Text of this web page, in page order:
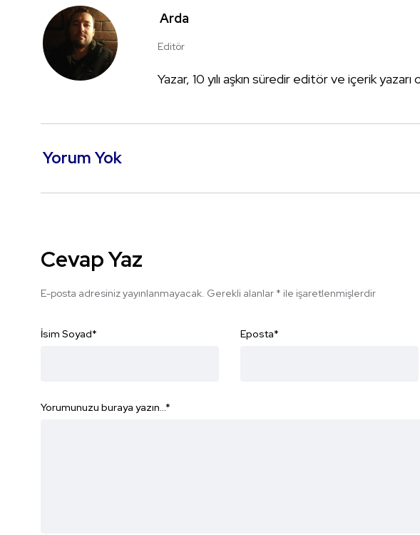
Arda
Editör
Yazar, 10 yılı aşkın süredir editör ve içerik yazarı
Yorum Yok
Cevap Yaz
E-posta adresiniz yayınlanmayacak. Gerekli alanlar * ile işaretlenmişlerdir
İsim Soyad* Eposta*
Yorumunuzu buraya yazın...*